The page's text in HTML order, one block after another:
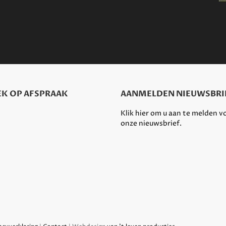
OP AFSPRAAK AANMELDEN
Klik hier om u aan te melden
onze nieuwsbrief.